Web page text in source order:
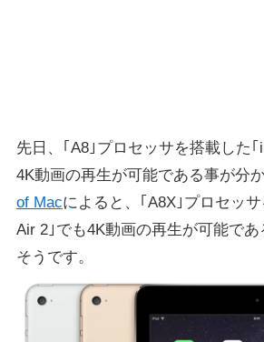
先日、｢A8｣プロセッサを搭載した
4K動画の再生が可能である事が分
of Macによると、｢A8X｣プロセッ
Air 2｣でも4K動画の再生が可能で
そうです。